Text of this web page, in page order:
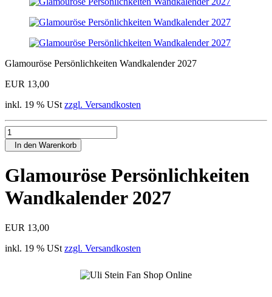
Glamouröse Persönlichkeiten Wandkalender 2027
EUR 13,00
inkl. 19 % USt zzgl. Versandkosten
In den Warenkorb
Glamouröse Persönlichkeiten
Wandkalender 2027
EUR 13,00
inkl. 19 % USt zzgl. Versandkosten